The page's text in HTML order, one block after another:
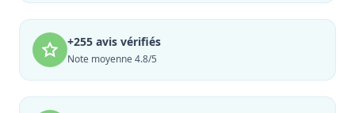
+255 avis vérifiés
Note moyenne 4.8/5